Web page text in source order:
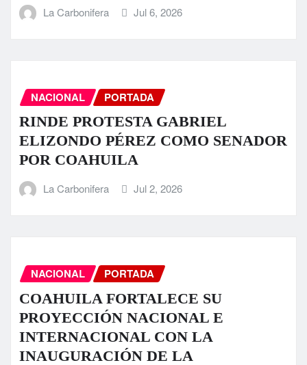
La Carbonifera Jul 6, 2026
NACIONAL PORTADA
RINDE PROTESTA GABRIEL
ELIZONDO PÉREZ COMO SENADOR
POR COAHUILA
La Carbonifera Jul 2, 2026
NACIONAL PORTADA
COAHUILA FORTALECE SU
PROYECCIÓN NACIONAL E
INTERNACIONAL CON LA
INAUGURACIÓN DE LA